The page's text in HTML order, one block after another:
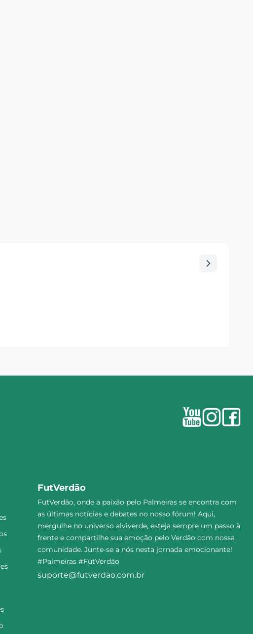
FutVerdão
FutVerdão, onde a paixão pelo Palmeiras se encontra com
as últimas notícias e debates no nosso fórum! Aqui,
mergulhe no universo alviverde, esteja sempre um passo à
frente e compartilhe sua emoção pelo Verdão com nossa
comunidade. Junte-se a nós nesta jornada emocionante!
#Palmeiras #FutVerdão
suporte@futverdao.com.br